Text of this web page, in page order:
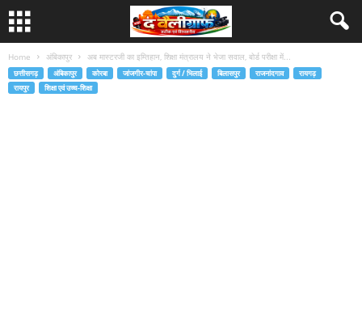
Home अंबिकापुर अब मास्टरजी का इम्तिहान, शिक्षा मंत्रालय ने भेजा सवाल, बोर्ड परीक्षा में...
छत्तीसगढ़ अंबिकापुर कोरबा जांजगीर-चांपा दुर्ग / भिलाई बिलासपुर राजनांदगाव
रायगढ़
रायपुर
शिक्षा एवं उच्च-शिक्षा